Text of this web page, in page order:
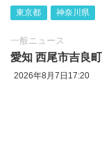
東京都 神奈川県
一般ニュース
愛知 西尾市吉良
2026年8月7日17:20